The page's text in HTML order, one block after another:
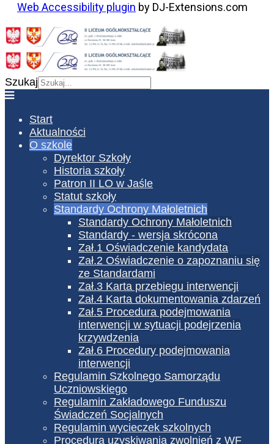
Web Accessibility plugin by DJ-Extensions.com
Szukaj
Start
Aktualności
O szkole
Dyrektor Szkoły
Historia szkoły
Patron II LO w Jaśle
Statut szkoły
Standardy Ochrony Małoletnich
Standardy Ochrony Małoletnich
Standardy - wersja skrócona
Zał.1 Oświadczenie kandydata
Zał.2 Oświadczenie o zapoznaniu się
ze Standardami
Zał.3 Karta przebiegu interwencji
Zał.4 Karta dokumentowania zdarzeń
Zał.5 Procedura podejmowania
interwencji w sytuacji podejrzenia
krzywdzenia
Zał.6 Procedury podejmowania
interwencji
Regulamin Szkolnego Samorządu
Uczniowskiego
Regulamin Zakładowego Funduszu
Świadczeń Socjalnych
Regulamin wycieczek szkolnych
Procedura uzyskiwania zwolnień z WF